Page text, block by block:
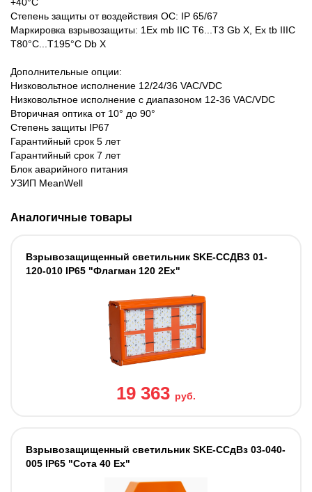
+40°C
Степень защиты от воздействия ОС: IP 65/67
Маркировка взрывозащиты: 1Ex mb IIC T6...T3 Gb X, Ex tb IIIC
T80°C...T195°C Db X
Дополнительные опции:
Низковольтное исполнение 12/24/36 VAC/VDC
Низковольтное исполнение с диапазоном 12-36 VAC/VDC
Вторичная оптика от 10° до 90°
Степень защиты IP67
Гарантийный срок 5 лет
Гарантийный срок 7 лет
Блок аварийного питания
УЗИП MeanWell
Аналогичные товары
Взрывозащищенный светильник SKE-ССДВЗ 01-
120-010 IP65 "Флагман 120 2Ех"
19 363 руб.
Взрывозащищенный светильник SKE-ССдВз 03-040-
005 IP65 "Сота 40 Ех"